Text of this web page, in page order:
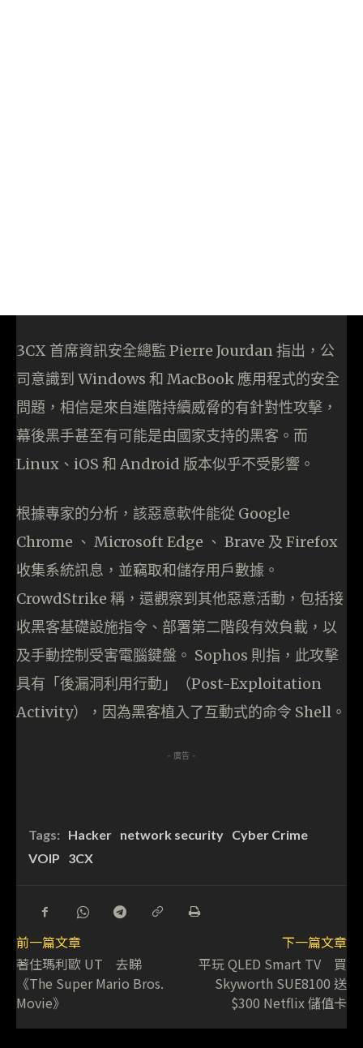
3CX 首席資訊安全總監 Pierre Jourdan 指出，公
司意識到 Windows 和 MacBook 應用程式的安全
問題，相信是來自進階持續威脅的有針對性攻擊，
幕後黑手甚至有可能是由國家支持的黑客。而
Linux、iOS 和 Android 版本似乎不受影響。
根據專家的分析，該惡意軟件能從 Google
Chrome 、 Microsoft Edge 、 Brave 及 Firefox
收集系統訊息，並竊取和儲存用戶數據。
CrowdStrike 稱，還觀察到其他惡意活動，包括接
收黑客基礎設施指令、部署第二階段有效負載，以
及手動控制受害電腦鍵盤。 Sophos 則指，此攻擊
具有「後漏洞利用行動」（Post-Exploitation
Activity），因為黑客植入了互動式的命令 Shell。
- 廣告 -
Tags: Hacker network security Cyber Crime
VOIP
3CX
前一篇文章
著住瑪利歐 UT 去睇
《The Super Mario Bros.
Movie》
下一篇文章
平玩 QLED Smart TV 買
Skyworth SUE8100 送
$300 Netflix 儲值卡